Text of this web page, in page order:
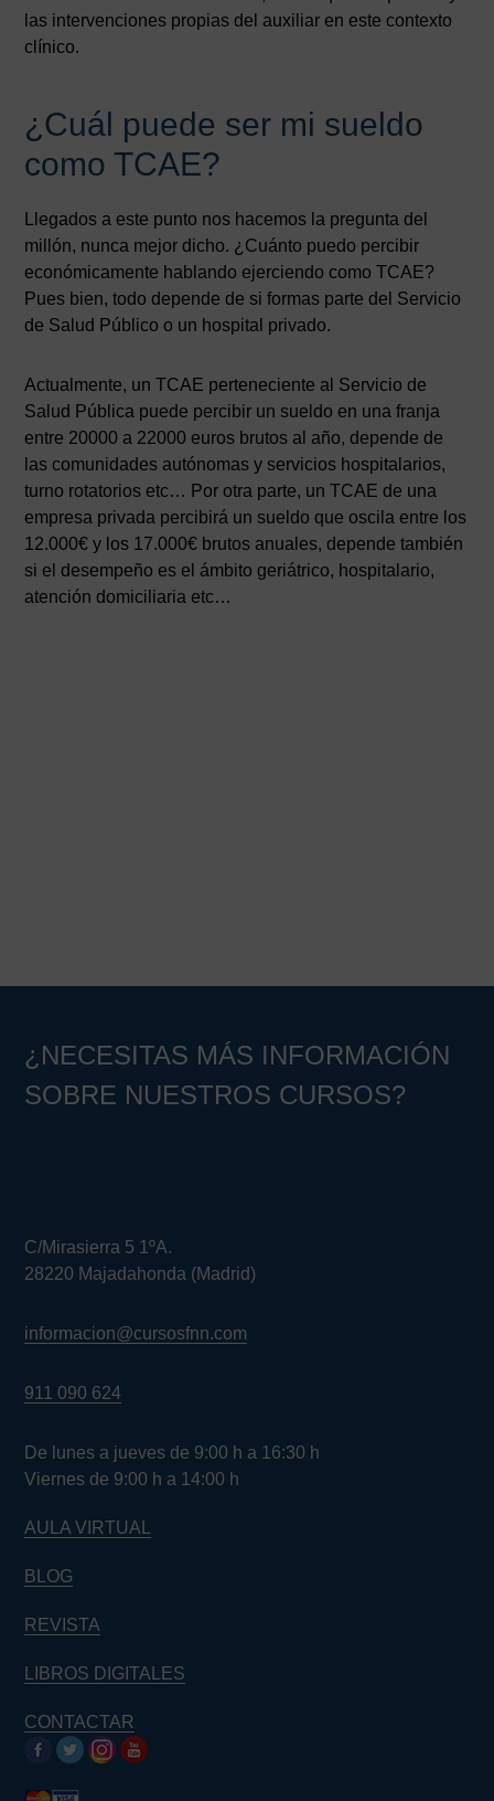
las intervenciones propias del auxiliar en este contexto
clínico.
¿Cuál puede ser mi sueldo
como TCAE?
Llegados a este punto nos hacemos la pregunta del
millón, nunca mejor dicho. ¿Cuánto puedo percibir
económicamente hablando ejerciendo como TCAE?
Pues bien, todo depende de si formas parte del Servicio
de Salud Público o un hospital privado.
Actualmente, un TCAE perteneciente al Servicio de
Salud Pública puede percibir un sueldo en una franja
entre 20000 a 22000 euros brutos al año, depende de
las comunidades autónomas y servicios hospitalarios,
turno rotatorios etc… Por otra parte, un TCAE de una
empresa privada percibirá un sueldo que oscila entre los
12.000€ y los 17.000€ brutos anuales, depende también
si el desempeño es el ámbito geriátrico, hospitalario,
atención domiciliaria etc…
¿NECESITAS MÁS INFORMACIÓN
SOBRE NUESTROS CURSOS?
C/Mirasierra 5 1ºA.
28220 Majadahonda (Madrid)
informacion@cursosfnn.com
911 090 624
De lunes a jueves de 9:00 h a 16:30 h
Viernes de 9:00 h a 14:00 h
AULA VIRTUAL
BLOG
REVISTA
LIBROS DIGITALES
CONTACTAR